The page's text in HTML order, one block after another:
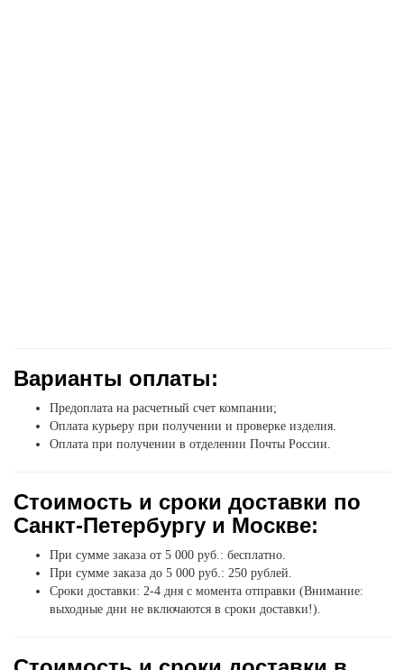
Варианты оплаты:
Предоплата на расчетный счет компании;
Оплата курьеру при получении и проверке изделия.
Оплата при получении в отделении Почты России.
Стоимость и сроки доставки по
Санкт-Петербургу и Москве:
При сумме заказа от 5 000 руб.: бесплатно.
При сумме заказа до 5 000 руб.: 250 рублей.
Сроки доставки: 2-4 дня с момента отправки (Внимание:
выходные дни не включаются в сроки доставки!).